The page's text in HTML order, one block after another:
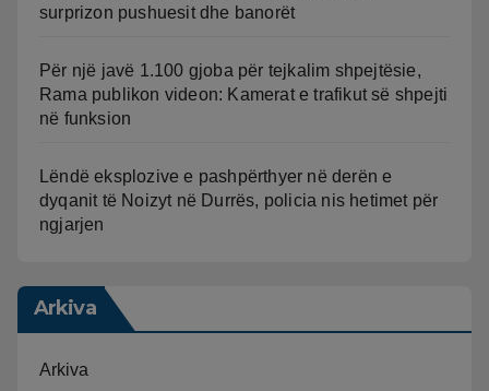
surprizon pushuesit dhe banorët
Për një javë 1.100 gjoba për tejkalim shpejtësie,
Rama publikon videon: Kamerat e trafikut së shpejti
në funksion
Lëndë eksplozive e pashpërthyer në derën e
dyqanit të Noizyt në Durrës, policia nis hetimet për
ngjarjen
Arkiva
Arkiva